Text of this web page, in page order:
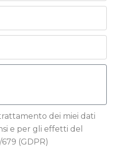
dei miei dati
e per gli effetti del
(GDPR)